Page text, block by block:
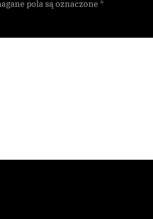
pola są oznaczone*